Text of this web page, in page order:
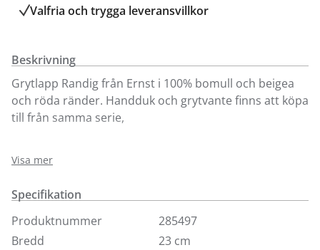
Valfria och trygga leveransvillkor
Beskrivning
Grytlapp Randig från Ernst i 100% bomull och beigea
och röda ränder. Handduk och grytvante finns att köpa
till från samma serie,
butik i Kungens Kurva. Välkommen in!
Visa mer
Specifikation
Produktnummer
285497
Bredd
23 cm